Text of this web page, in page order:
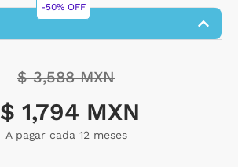
-50% OFF
$ 3,588 MXN
$ 1,794 MXN
A pagar cada 12 meses